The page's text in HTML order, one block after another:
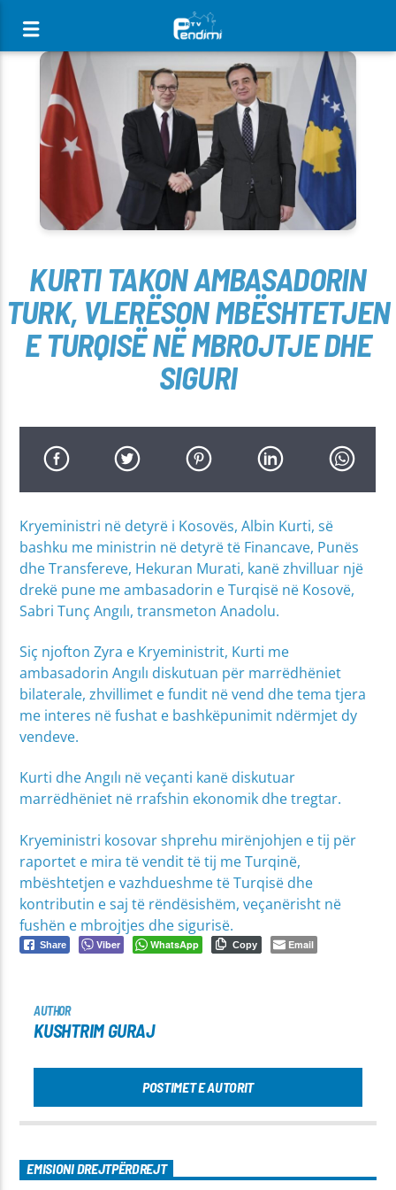
[There are no radio stations in the database]
KURTI TAKON AMBASADORIN
TURK, VLERËSON MBËSHTETJEN
E TURQISË NË MBROJTJE DHE
SIGURI
Kryeministri në detyrë i Kosovës, Albin Kurti, së
bashku me ministrin në detyrë të Financave, Punës
dhe Transfereve, Hekuran Murati, kanë zhvilluar një
drekë pune me ambasadorin e Turqisë në Kosovë,
Sabri Tunç Angılı, transmeton Anadolu.
Siç njofton Zyra e Kryeministrit, Kurti me
ambasadorin Angılı diskutuan për marrëdhëniet
bilaterale, zhvillimet e fundit në vend dhe tema tjera
me interes në fushat e bashkëpunimit ndërmjet dy
vendeve.
Kurti dhe Angılı në veçanti kanë diskutuar
marrëdhëniet në rrafshin ekonomik dhe tregtar.
Kryeministri kosovar shprehu mirënjohjen e tij për
raportet e mira të vendit të tij me Turqinë,
mbështetjen e vazhdueshme të Turqisë dhe
kontributin e saj të rëndësishëm, veçanërisht në
fushën e mbrojtjes dhe sigurisë.
Share Viber WhatsApp Copy Email
AUTHOR
KUSHTRIM GURAJ
POSTIMET E AUTORIT
EMISIONI DREJTPËRDREJT